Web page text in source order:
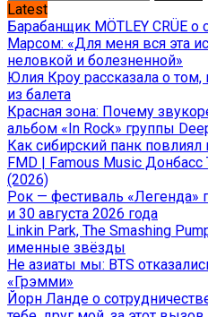
Latest
Барабанщик MÖTLEY CRÜE
Марсом: «Для меня вся эта
неловкой и болезненной»
Юлия Кроу рассказала о
из балета
Красная зона: Почему
альбом «In Rock» группы
Как сибирский панк повлиял
FMD | Famous Music
(2026)
Рок — фестиваль «Легенда»
и 30 августа 2026 года
Linkin Park, The Smashing
именные звёзды
Не азиаты мы: BTS
«Грэмми»
Йорн Ланде о